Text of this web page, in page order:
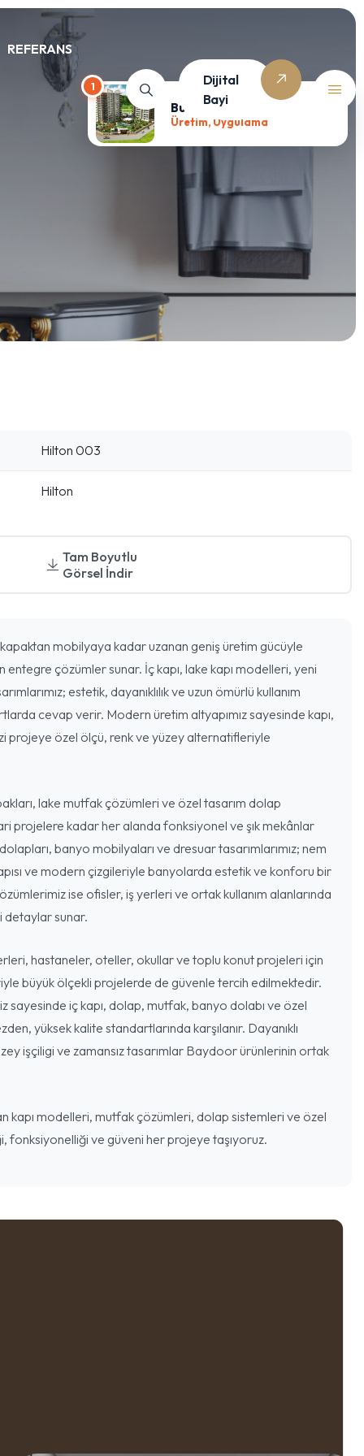
REFERANS
Dijital
Bayi
Hilton 003
Hilton
Tam Boyutlu
Görsel İndir
mobilyaya kadar uzanan geniş üretim gücüyle
entegre çözümler sunar. İç kapı, lake kapı modelleri, yeni
estetik, dayanıklılık ve uzun ömürlü kullanım
cevap verir. Modern üretim altyapımız sayesinde kapı,
projeye özel ölçü, renk ve yüzey alternatifleriyle
lake mutfak çözümleri ve özel tasarım dolap
projelere kadar her alanda fonksiyonel ve şık mekânlar
banyo mobilyaları ve dresuar tasarımlarımız; nem
ve modern çizgileriyle banyolarda estetik ve konforu bir
ise ofisler, iş yerleri ve ortak kullanım alanlarında
detaylar sunar.
hastaneler, oteller, okullar ve toplu konut projeleri için
büyük ölçekli projelerde de güvenle tercih edilmektedir.
sayesinde iç kapı, dolap, mutfak, banyo dolabı ve özel
yüksek kalite standartlarında karşılanır. Dayanıklı
işçiligi ve zamansız tasarımlar Baydoor ürünlerinin ortak
kapı modelleri, mutfak çözümleri, dolap sistemleri ve özel
fonksiyonelliği ve güveni her projeye taşıyoruz.
Burgaz Ada
Üretim, Uygulama
1